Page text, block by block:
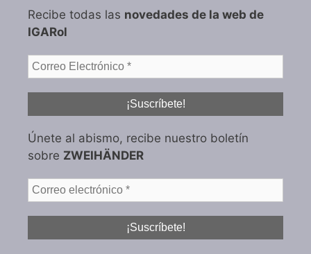
Recibe todas las novedades de la web de
IGARol
Únete al abismo, recibe nuestro boletín
sobre ZWEIHÄNDER